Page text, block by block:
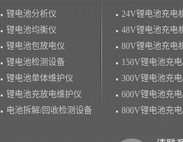
锂电池分析仪
锂电池均衡仪
锂电池包放电仪
锂电池检测设备
锂电池单体维护仪
锂电池充放电维护仪
电池拆解/回收检测设备
24V锂电池充电
48V锂电池充电
80V锂电池充电
150V锂电池充
300V锂电池充
600V锂电池充
800V锂电池充